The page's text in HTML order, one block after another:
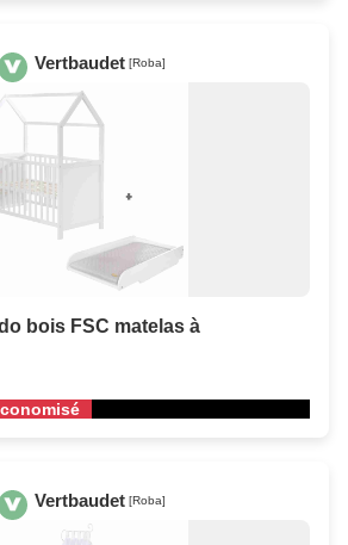
Vertbaudet [Roba]
bois FSC matelas à
Vertbaudet [Roba]